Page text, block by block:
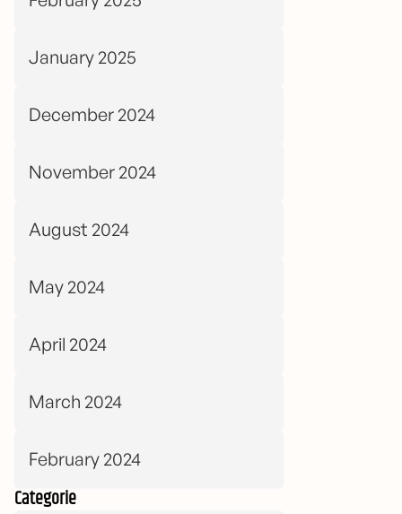
January 2025
December 2024
November 2024
August 2024
May 2024
April 2024
March 2024
February 2024
Categorie